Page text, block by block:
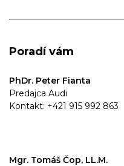
Poradí vám
PhDr. Peter Fianta
Predajca Audi
Kontakt: +421 915 992 863
Mgr. Tomáš Čop, LL.M.